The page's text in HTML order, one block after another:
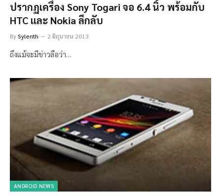
ปรากฏเครื่อง Sony Togari จอ 6.4 นิ้ว พร้อมกับ
HTC และ Nokia ลึกลับ
BySylenth 2 มิถุนายน 2013
ถึงแม้จะมีข่าวลือว่า…
ANDROID NEWS